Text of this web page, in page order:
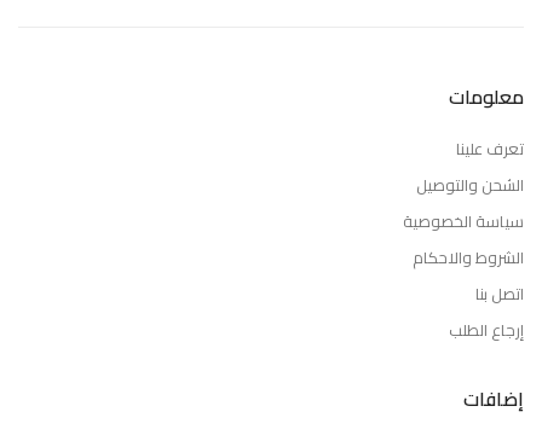
معلومات
تعرف علينا
الشحن والتوصيل
سياسة الخصوصية
الشروط والاحكام
اتصل بنا
إرجاع الطلب
إضافات